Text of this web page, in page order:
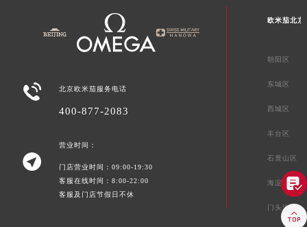
 北京欧米茄服务电话
400-877-2083

营业时间：
门店营业时间：09:00-19:30
客服在线时间：8:00-22:00
客服及门店节假日不休
欧米茄北京
朝阳区
东城区
西城区
丰台区
石景山区
海淀区
门头沟区

